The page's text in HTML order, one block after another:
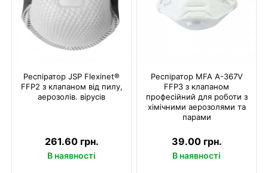
Респіратор JSP Flexinet®
FFP2 з клапаном від пилу,
аерозолів. вірусів
261.60 грн.
В наявності
Респіратор MFA A-367V
FFP3 з клапаном
професійний для роботи з
хімічними аерозолями та
парами
39.00 грн.
В наявності